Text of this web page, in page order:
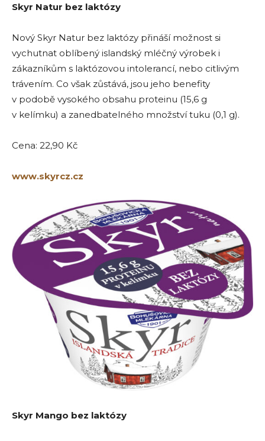
Skyr Natur bez laktózy
Nový Skyr Natur bez laktózy přináší možnost si
vychutnat oblíbený islandský mléčný výrobek i
zákazníkům s laktózovou intolerancí, nebo citlivým
trávením. Co však zůstává, jsou jeho benefity
v podobě vysokého obsahu proteinu (15,6 g
v kelímku) a zanedbatelného množství tuku (0,1 g).
Cena: 22,90 Kč
www.skyrcz.cz
Skyr Mango bez laktózy